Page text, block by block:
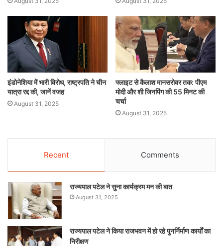
इंडोनेशिया में भारी विरोध, राष्ट्रपति ने चीन
यात्रा रद्द की, जानें वजह
August 31, 2025
फ्लाइट से कैलाश मानसरोवर तक: पीएम
मोदी और शी जिनपिंग की 55 मिनट की
चर्चा
August 31, 2025
Recent Comments
राज्यपाल पटेल ने सुना कार्यक्रम मन की बात
August 31, 2025
राज्यपाल पटेल ने किया राजभवन में हो रहे पुनर्निर्माण कार्यों का
निरीक्षण